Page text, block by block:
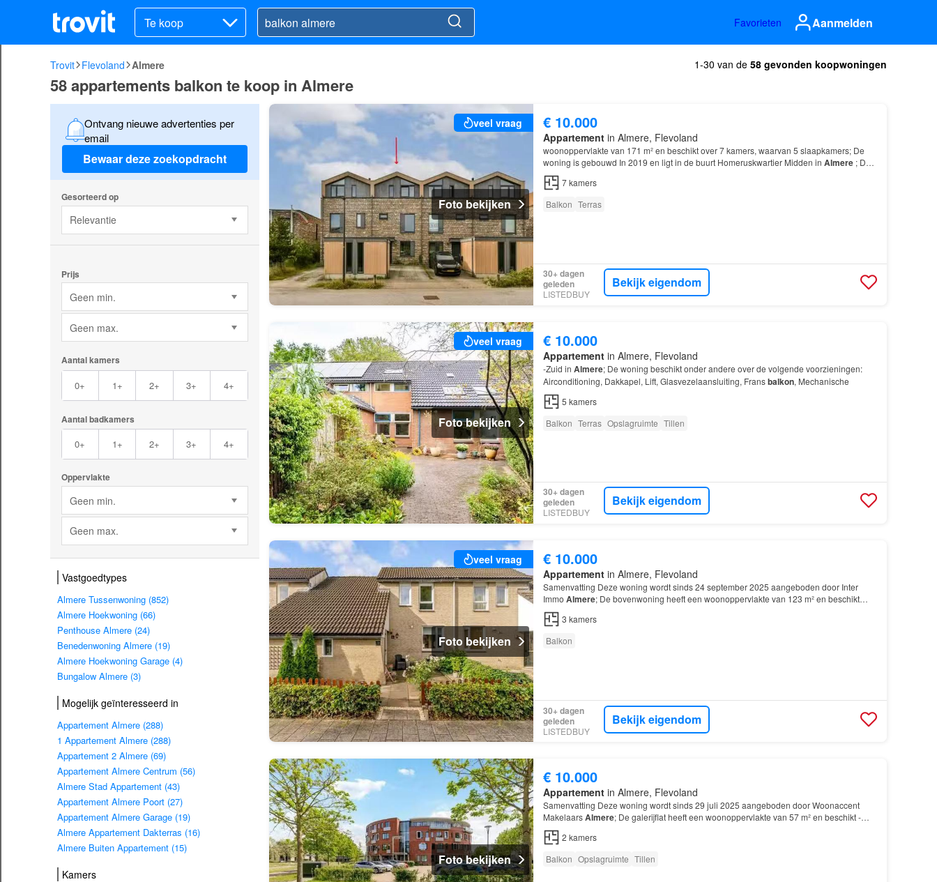
Te koop Favorieten Aanmelden
Trovit Flevoland Almere 1-30 van de 58 gevonden koopwoningen
58 appartements balkon te koop in Almere
Ontvang nieuwe advertenties per
email
Bewaar deze zoekopdracht
Gesorteerd op
Relevantie
Prijs
Geen min.
Geen max.
Aantal kamers
0+ 1+ 2+ 3+ 4+
Aantal badkamers
0+ 1+ 2+ 3+ 4+
Oppervlakte
Geen min.
Geen max.
Vastgoedtypes
Almere Tussenwoning (852)
Almere Hoekwoning (66)
Penthouse Almere (24)
Benedenwoning Almere (19)
Almere Hoekwoning Garage (4)
Bungalow Almere (3)
Mogelijk geïnteresseerd in
Appartement Almere (288)
1 Appartement Almere (288)
Appartement 2 Almere (69)
Appartement Almere Centrum (56)
Almere Stad Appartement (43)
Appartement Almere Poort (27)
Appartement Almere Garage (19)
Almere Appartement Dakterras (16)
Almere Buiten Appartement (15)
Kamers
veel vraag
Foto bekijken
€ 10.000
Appartementin Almere, Flevoland
woonoppervlakte van 171 m² en beschikt over 7 kamers, waarvan 5 slaapkamers; De
woning is gebouwd In 2019 en ligt in de buurt Homeruskwartier Midden in Almere; De
woning beschikt onder andere over de volgende voorzieningen:…
7kamers
Balkon Terras
30+ dagen
geleden
LISTEDBUY
Bekijk eigendom
veel vraag
Foto bekijken
€ 10.000
Appartementin Almere, Flevoland
-Zuid in Almere; De woning beschikt onder andere over de volgende voorzieningen:
Airconditioning, Dakkapel, Lift, Glasvezelaansluiting, Fransbalkon, Mechanische
5 kamers
Balkon Terras Opslagruimte Tillen
30+ dagen
geleden
LISTEDBUY
Bekijk eigendom
veel vraag
Foto bekijken
€ 10.000
Appartementin Almere, Flevoland
Samenvatting Deze woning wordt sinds 24 september 2025 aangeboden door Inter
Immo Almere; De bovenwoning heeft een woonoppervlakte van 123 m² en beschikt
andere over de volgende voorzieningen: Glasvezelaansluiting, Frans balk…
3 kamers
Balkon
30+ dagen
geleden
LISTEDBUY
Bekijk eigendom
Foto bekijken
€ 10.000
Appartementin Almere, Flevoland
Samenvatting Deze woning wordt sinds 29 juli 2025 aangeboden door Woonaccent
MakelaarsAlmere; De galerijflat heeft een woonoppervlakte van 57 m² en beschikt -
Noord in
2 kamers
Balkon Opslagruimte Tillen